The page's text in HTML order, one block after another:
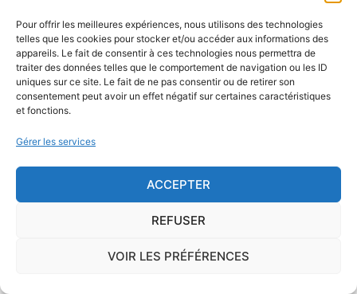
Pour offrir les meilleures expériences, nous utilisons des technologies
telles que les cookies pour stocker et/ou accéder aux informations des
appareils. Le fait de consentir à ces technologies nous permettra de
traiter des données telles que le comportement de navigation ou les ID
uniques sur ce site. Le fait de ne pas consentir ou de retirer son
consentement peut avoir un effet négatif sur certaines caractéristiques
et fonctions.
Gérer les services
ACCEPTER
REFUSER
VOIR LES PRÉFÉRENCES
vigilant car des chantiers de champignons lignivores
existent dans de nombreuses communes partout en
France, en particulier dans le Finistère ou à Paris.
Pour se prémunir autant que possible d'éventuelles
du logement, il convient de respecter certaines
règles comme l'utilisation des bois secs, le fait
d'éviter autant que possible lecontact direct entre
façades et toitures, de prévoir des aérations en